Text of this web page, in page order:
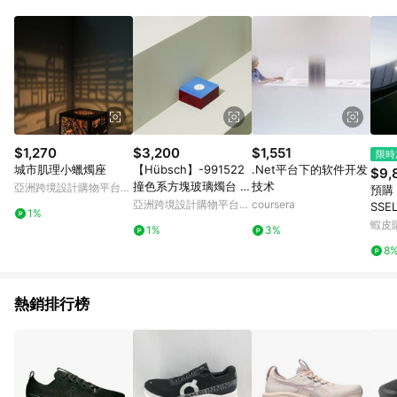
$1,270
城市肌理小蠟燭座
亞洲跨境設計購物平台
1%
$3,200
【Hübsch】-991522
撞色系方塊玻璃燭台 擺
飾 紙鎮
亞洲跨境設計購物平台
1%
$1,551
.Net平台下的软件开发
技术
coursera
3%
限
預
笑
蝦皮
熱銷排行榜